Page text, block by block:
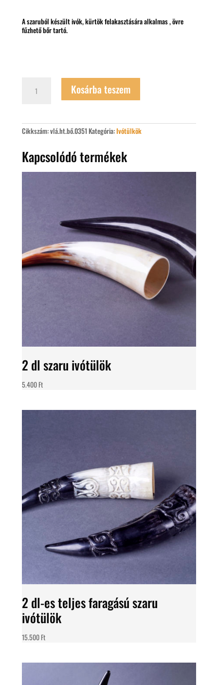
A szaruból készült ivók, kürtök felakasztására alkalmas , övre
fűzhető bőr tartó.
szaruivótartó
Kosárba teszem
Cikkszám:vlá.ht.bő.0351 Kategória:Ivótülkök
Kapcsolódó termékek
2 dl szaru ivótülök
5.400Ft
2 dl-es teljes faragású szaru
ivótülök
15.500Ft